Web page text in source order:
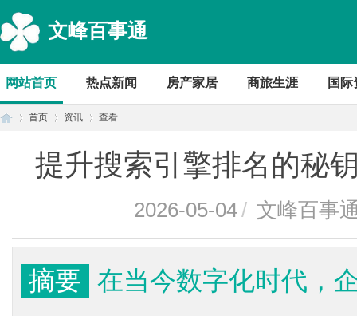
文峰百事通
网站首页 热点新闻 房产家居 商旅生涯 国际
首页 资讯 查看
提升搜索引擎排名的秘
2026-05-04/ 文峰百事
摘要 在当今数字化时代，